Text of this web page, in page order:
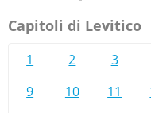
Capitoli di Levitico
1 2 3
9
10 11